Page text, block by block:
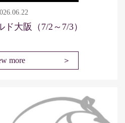
大阪（7/2～7/3）
more